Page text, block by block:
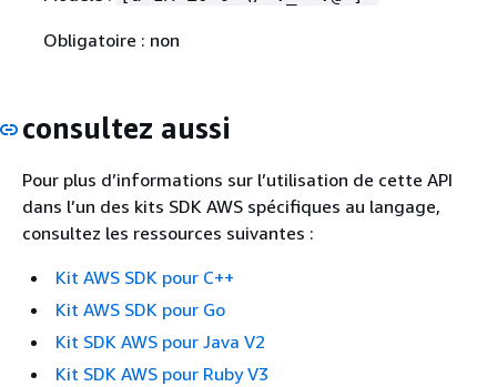
Obligatoire : non
consultez aussi
Pour plus d’informations sur l’utilisation de cette API
dans l’un des kits SDK AWS spécifiques au langage,
consultez les ressources suivantes :
Kit AWS SDK pour C++
Kit AWS SDK pour Go
Kit SDK AWS pour Java V2
Kit SDK AWS pour Ruby V3